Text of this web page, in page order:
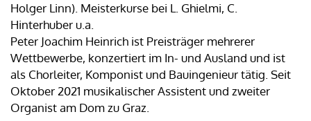
Holger Linn). Meisterkurse bei L. Ghielmi, C.
Hinterhuber u.a.
Peter Joachim Heinrich ist Preisträger mehrerer
Wettbewerbe, konzertiert im In- und Ausland und ist
als Chorleiter, Komponist und Bauingenieur tätig. Seit
Oktober 2021 musikalischer Assistent und zweiter
Organist am Dom zu Graz.